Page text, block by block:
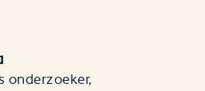
onderzoeker,